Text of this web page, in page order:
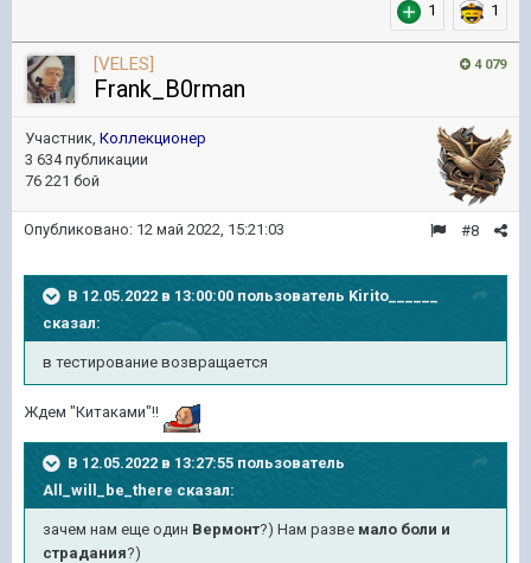
1 1
4 079
[VELES]
Frank_B0rman
Участник, Коллекционер
3 634 публикации
76 221 бой
#8
Опубликовано: 12 май 2022, 15:21:03
В 12.05.2022 в 13:00:00 пользователь Kirito______
сказал:
в тестирование возвращается
Ждем "Китаками"!!
В 12.05.2022 в 13:27:55 пользователь
All_will_be_thereсказал:
зачем нам еще один Вермонт?) Нам разве мало боли и
страдания?)